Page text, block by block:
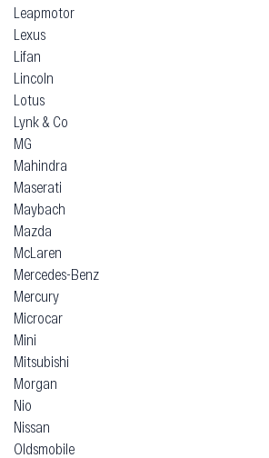
Leapmotor
Lexus
Lifan
Lincoln
Lotus
Lynk & Co
MG
Mahindra
Maserati
Maybach
Mazda
McLaren
Mercedes-Benz
Mercury
Microcar
Mini
Mitsubishi
Morgan
Nio
Nissan
Oldsmobile